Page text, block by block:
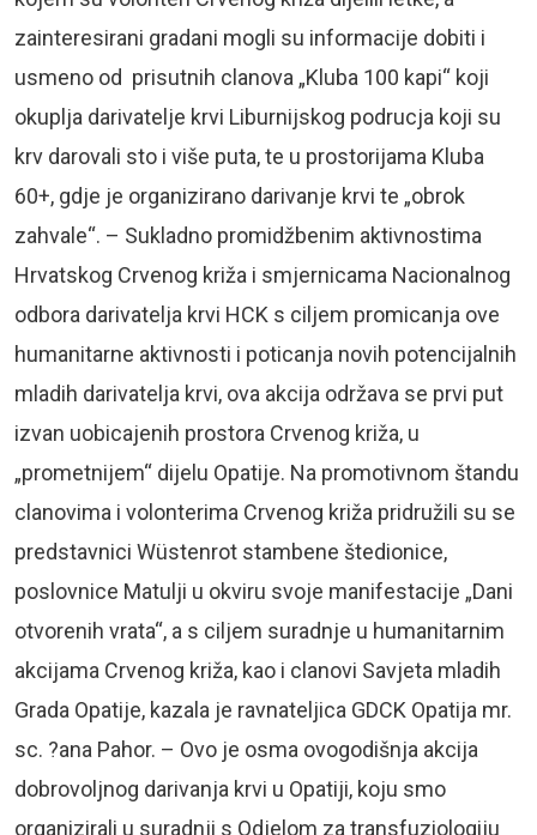
zainteresirani gradani mogli su informacije dobiti i
usmeno od prisutnih clanova „Kluba 100 kapi“ koji
okuplja darivatelje krvi Liburnijskog podrucja koji su
krv darovali sto i više puta, te u prostorijama Kluba
60+, gdje je organizirano darivanje krvi te „obrok
zahvale“. – Sukladno promidžbenim aktivnostima
Hrvatskog Crvenog križa i smjernicama Nacionalnog
odbora darivatelja krvi HCK s ciljem promicanja ove
humanitarne aktivnosti i poticanja novih potencijalnih
mladih darivatelja krvi, ova akcija održava se prvi put
izvan uobicajenih prostora Crvenog križa, u
„prometnijem“ dijelu Opatije. Na promotivnom štandu
clanovima i volonterima Crvenog križa pridružili su se
predstavnici Wüstenrot stambene štedionice,
poslovnice Matulji u okviru svoje manifestacije „Dani
otvorenih vrata“, a s ciljem suradnje u humanitarnim
akcijama Crvenog križa, kao i clanovi Savjeta mladih
Grada Opatije, kazala je ravnateljica GDCK Opatija mr.
sc. ?ana Pahor. – Ovo je osma ovogodišnja akcija
dobrovoljnog darivanja krvi u Opatiji, koju smo
organizirali u suradnji s Odjelom za transfuziologiju